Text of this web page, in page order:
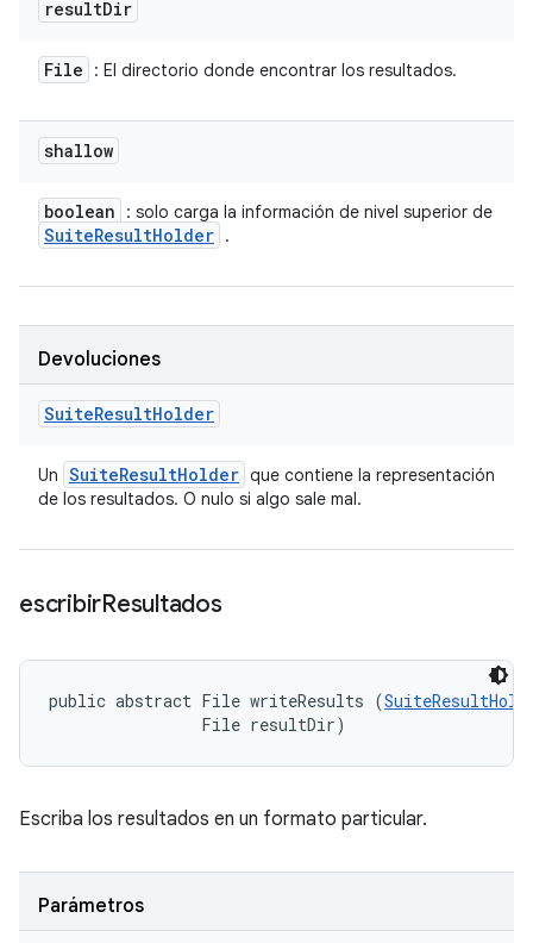
resultDir
File : El directorio donde encontrar los resultados.
shallow
boolean : solo carga la información de nivel superior de
SuiteResultHolder .
Devoluciones
SuiteResultHolder
Un SuiteResultHolder que contiene la representación
de los resultados. O nulo si algo sale mal.
escribirResultados
public abstract File writeResults (
                File resultDir)
Escriba los resultados en un formato particular.
Parámetros